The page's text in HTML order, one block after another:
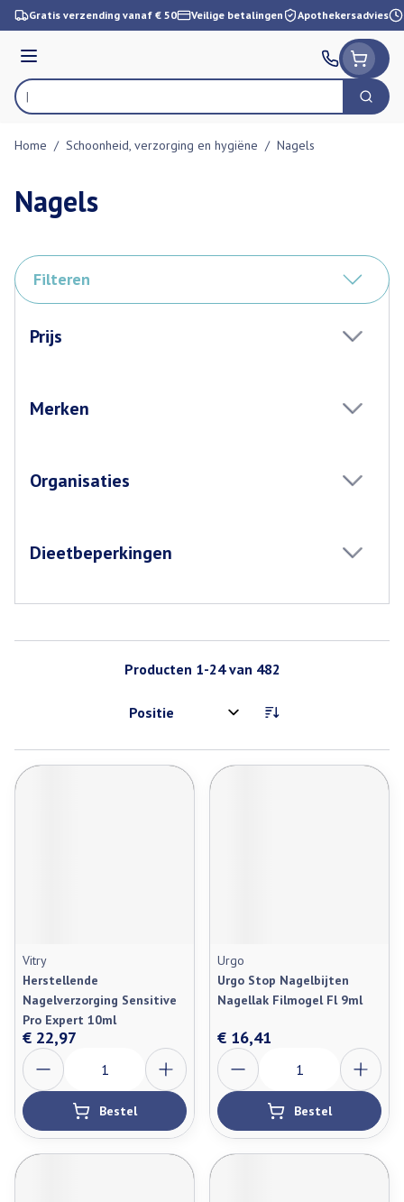
Ga naar de inhoud
Gratis verzending vanaf € 50 Veilige betalingen Apothekersadvies
Menu
Product, merk, categorie... Zoek
Home / Schoonheid, verzorging en hygiëne / Nagels
Nagels
Filteren
Prijs
Merken
Organisaties
Dieetbeperkingen
Producten 1-24van 482
Sorteer op:
Vitry
Herstellende
Nagelverzorging Sensitive
Pro Expert 10ml
€ 22,97
Aantal
Bestel
Urgo
Urgo Stop Nagelbijten
Nagellak Filmogel Fl 9ml
€ 16,41
Aantal
Bestel